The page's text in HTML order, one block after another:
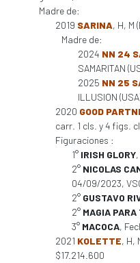
Madre de:
2019 SARINA, H, M
Madre de:
2024 NN 24
SAMARITAN
2025 NN 25
ILLUSION
2020 GOOD
carr. 1 cls. y 4 figs.
Figuraciones :
1° IRISH GLORY
2° NICOLAS
04/09/2023,
2° GUSTAVO
2° MAGIA PARA
3° MACOCA,
2021 KOLETTE, H,
$17.214.600